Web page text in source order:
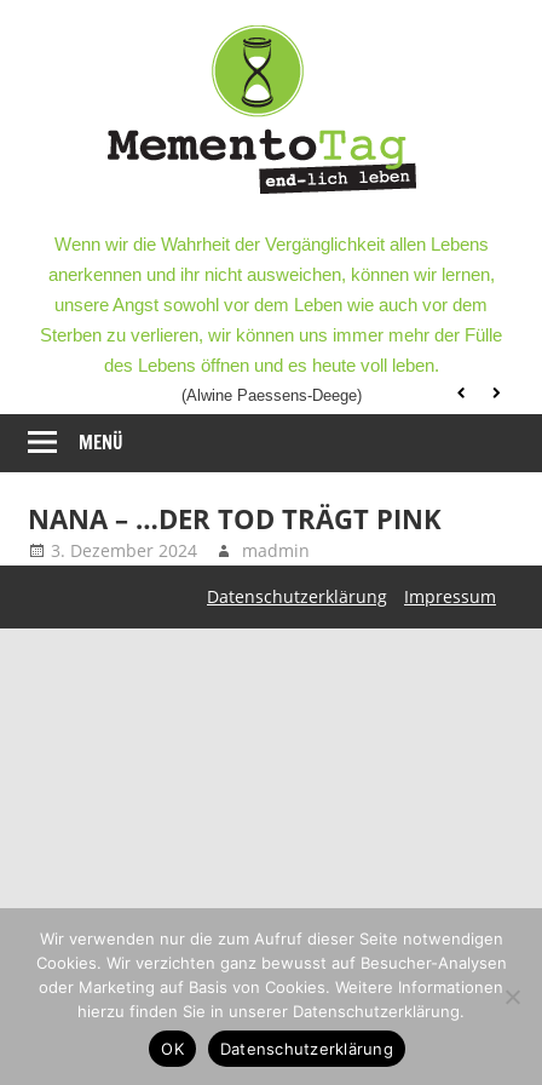
leben
end-
lich
leben
Wenn wir die Wahrheit der Vergänglichkeit allen Lebens
anerkennen und ihr nicht ausweichen, können wir lernen,
unsere Angst sowohl vor dem Leben wie auch vor dem
Sterben zu verlieren, wir können uns immer mehr der Fülle
des Lebens öffnen und es heute voll leben.
(Alwine Paessens-Deege)
MENÜ
NANA – …DER TOD TRÄGT PINK
3. Dezember 2024
madmin
Datenschutzerklärung
Impressum
Wir verwenden nur die zum Aufruf dieser Seite notwendigen
Cookies. Wir verzichten ganz bewusst auf Besucher-Analysen
oder Marketing auf Basis von Cookies. Weitere Informationen
hierzu finden Sie in unserer Datenschutzerklärung.
OK
Datenschutzerklärung